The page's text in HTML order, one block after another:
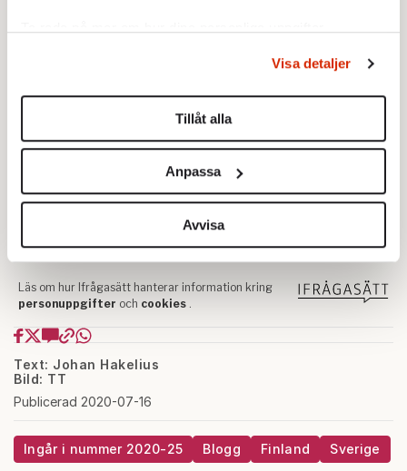
Du kan ändra eller dra tillbaka ditt samtycke när som
helst från cookie-förklaringen.
Vi använder enhetsidentifierare för att anpassa innehållet
för sociala medier och analysera vår trafik. Vi
vidarebefordrar även sådana identifierare och annan
information från din enhet till de sociala medier och
annons- och analysföretag som vi samarbetar med.
Dessa kan i sin tur kombinera informationen med annan
information som du har tillhandahållit eller som de har
samlat in när du har använt deras tjänster.
Om du vill läsa mer om hur vi hanterar personuppgifter
Visa detaljer
Tillåt alla
Anpassa
Avvisa
Text: Johan Hakelius
Bild: TT
Publicerad 2020-07-16
Ingår i nummer 2020-25 Blogg Finland Sverige